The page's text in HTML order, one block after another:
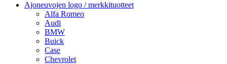
Ajoneuvojen logo / merkkituotteet
Alfa Romeo
Audi
BMW
Buick
Case
Chevrolet